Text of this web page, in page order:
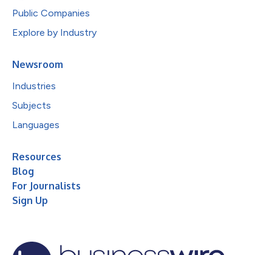
Public Companies
Explore by Industry
Newsroom
Industries
Subjects
Languages
Resources
Blog
For Journalists
Sign Up